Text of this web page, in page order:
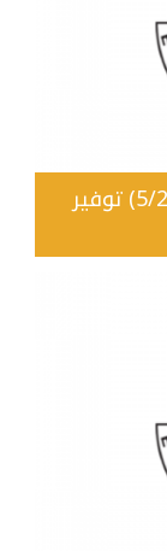
إعلان اعادة طرح عطاء رقم (5/2025) توفير